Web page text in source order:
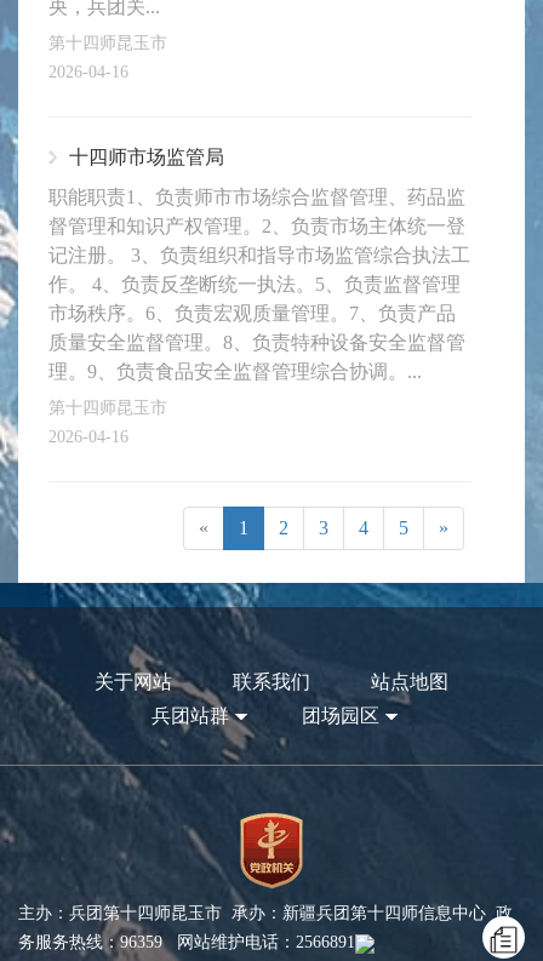
央，兵团关...
第十四师昆玉市
2026-04-16
十四师市场监管局
职能职责1、负责师市市场综合监督管理、药品监
督管理和知识产权管理。2、负责市场主体统一登
记注册。 3、负责组织和指导市场监管综合执法工
作。 4、负责反垄断统一执法。5、负责监督管理
市场秩序。6、负责宏观质量管理。7、负责产品
质量安全监督管理。8、负责特种设备安全监督管
理。9、负责食品安全监督管理综合协调。...
第十四师昆玉市
2026-04-16
« 1 2 3 4 5 »
关于网站 联系我们
站点地图
兵团站群
团场园区
主办：兵团第十四师昆玉市 承办：新疆兵团第十四师信息中心 政
务服务热线：96359 网站维护电话：2566891